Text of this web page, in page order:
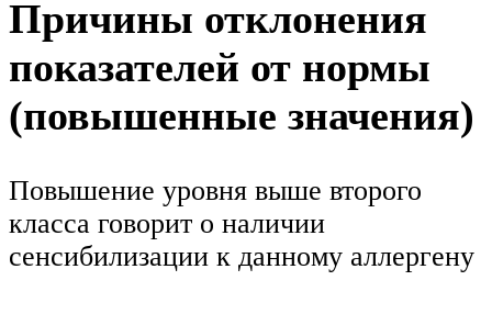
Причины отклонения
показателей от нормы
(повышенные значения)
Повышение уровня выше второго
класса говорит о наличии
сенсибилизации к данному аллергену